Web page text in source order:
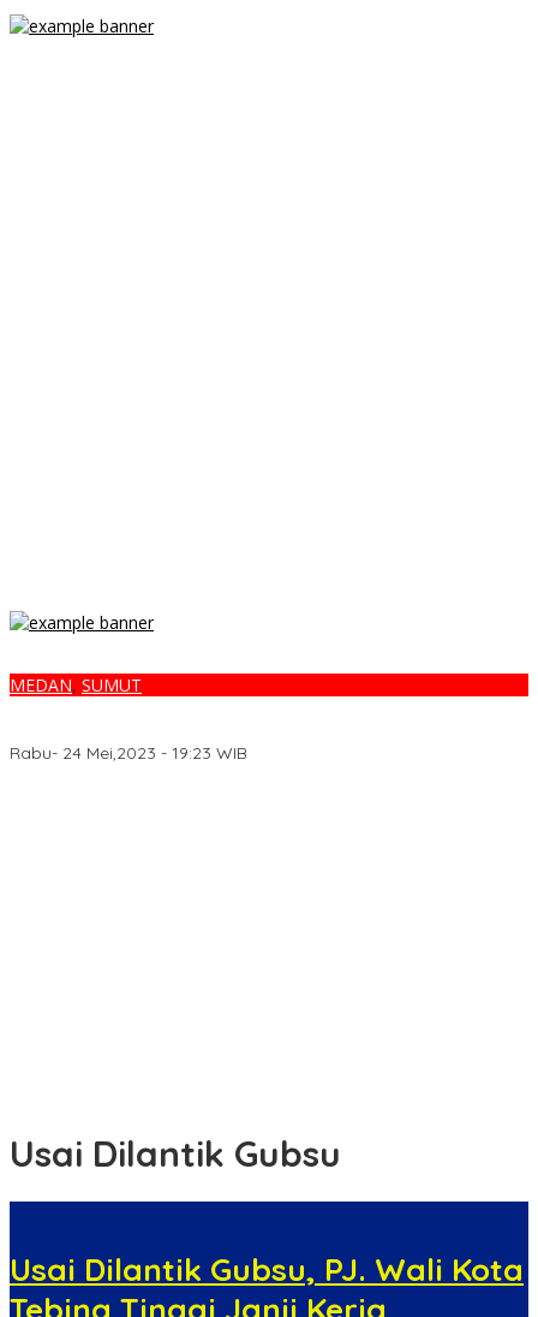
MEDAN, SUMUT
Rabu- 24 Mei,2023 - 19:23 WIB
Usai Dilantik Gubsu
Usai Dilantik Gubsu, PJ. Wali Kota